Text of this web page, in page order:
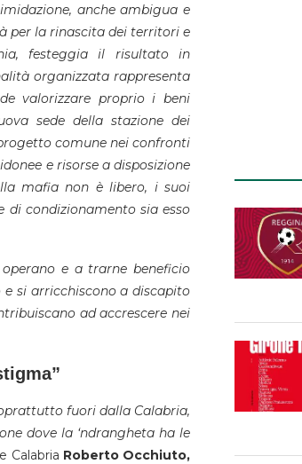
anche ambigua e
per la rinascita dei territori e
festeggia il risultato in
organizzata rappresenta
valorizzare proprio i beni
sede della stazione dei
comune nei confronti
e risorse a disposizione
mafia non è libero, i suoi
di condizionamento sia esso
e a trarne beneficio
si arricchiscono a discapito
ad accrescere nei
fuori dalla Calabria,
dove la ‘ndrangheta ha le
Calabria Roberto Occhiuto,